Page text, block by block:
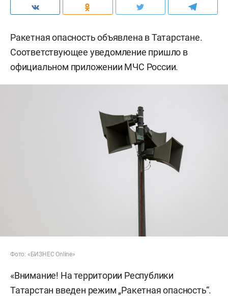
Ракетная опасность объявлена в Татарстане.
Соответствующее уведомление пришло в
официальном приложении МЧС России.
Фото: «БИЗНЕС Online»
«Внимание! На территории Республики
Татарстан введен режим „Ракетная опасность“.